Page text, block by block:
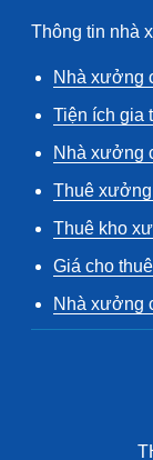
Thông tin nhà
Nhà xưởng
Tiện ích gia
Nhà xưởng
Thuê
Thuê kho
Giá cho
Nhà xưởng